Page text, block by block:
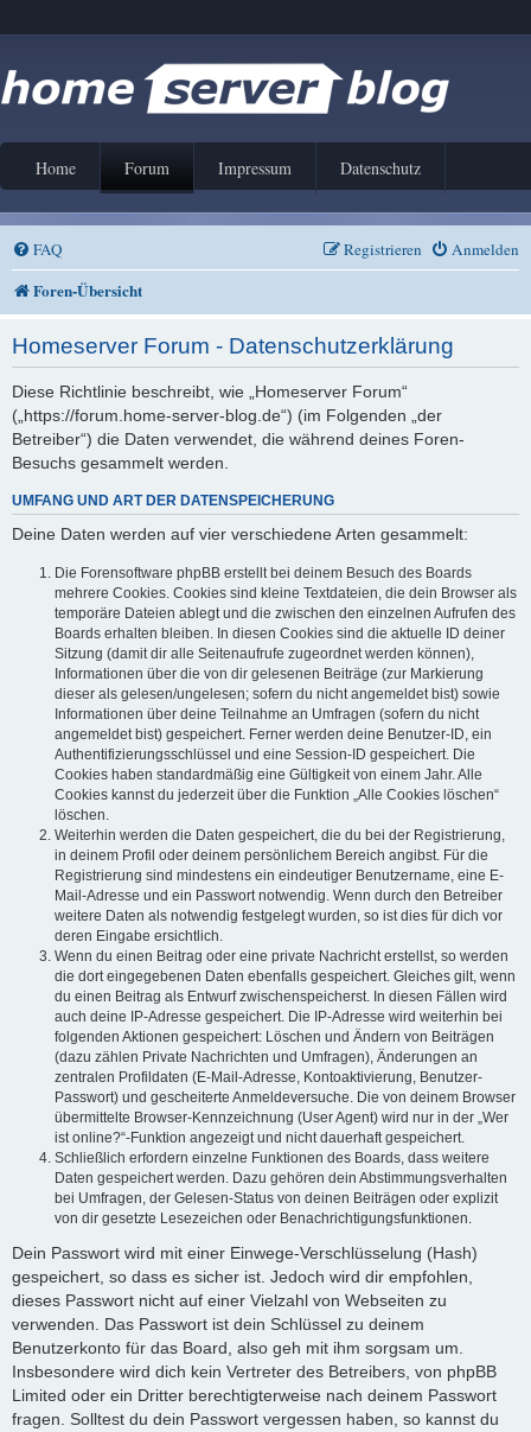
Home Forum Impressum Datenschutz
FAQ Anmelden
Registrieren
Foren-Übersicht
Homeserver Forum - Datenschutzerklärung
Diese Richtlinie beschreibt, wie „Homeserver Forum“
(„https://forum.home-server-blog.de“) (im Folgenden „der
Betreiber“) die Daten verwendet, die während deines Foren-
Besuchs gesammelt werden.
UMFANG UND ART DER DATENSPEICHERUNG
Deine Daten werden auf vier verschiedene Arten gesammelt:
Die Forensoftware phpBB erstellt bei deinem Besuch des Boards
mehrere Cookies. Cookies sind kleine Textdateien, die dein Browser als
temporäre Dateien ablegt und die zwischen den einzelnen Aufrufen des
Boards erhalten bleiben. In diesen Cookies sind die aktuelle ID deiner
Sitzung (damit dir alle Seitenaufrufe zugeordnet werden können),
Informationen über die von dir gelesenen Beiträge (zur Markierung
dieser als gelesen/ungelesen; sofern du nicht angemeldet bist) sowie
Informationen über deine Teilnahme an Umfragen (sofern du nicht
angemeldet bist) gespeichert. Ferner werden deine Benutzer-ID, ein
Authentifizierungsschlüssel und eine Session-ID gespeichert. Die
Cookies haben standardmäßig eine Gültigkeit von einem Jahr. Alle
Cookies kannst du jederzeit über die Funktion „Alle Cookies löschen“
löschen.
Weiterhin werden die Daten gespeichert, die du bei der Registrierung,
in deinem Profil oder deinem persönlichem Bereich angibst. Für die
Registrierung sind mindestens ein eindeutiger Benutzername, eine E-
Mail-Adresse und ein Passwort notwendig. Wenn durch den Betreiber
weitere Daten als notwendig festgelegt wurden, so ist dies für dich vor
deren Eingabe ersichtlich.
Wenn du einen Beitrag oder eine private Nachricht erstellst, so werden
die dort eingegebenen Daten ebenfalls gespeichert. Gleiches gilt, wenn
du einen Beitrag als Entwurf zwischenspeicherst. In diesen Fällen wird
auch deine IP-Adresse gespeichert. Die IP-Adresse wird weiterhin bei
folgenden Aktionen gespeichert: Löschen und Ändern von Beiträgen
(dazu zählen Private Nachrichten und Umfragen), Änderungen an
zentralen Profildaten (E-Mail-Adresse, Kontoaktivierung, Benutzer-
Passwort) und gescheiterte Anmeldeversuche. Die von deinem Browser
übermittelte Browser-Kennzeichnung (User Agent) wird nur in der „Wer
ist online?“-Funktion angezeigt und nicht dauerhaft gespeichert.
Schließlich erfordern einzelne Funktionen des Boards, dass weitere
Daten gespeichert werden. Dazu gehören dein Abstimmungsverhalten
bei Umfragen, der Gelesen-Status von deinen Beiträgen oder explizit
von dir gesetzte Lesezeichen oder Benachrichtigungsfunktionen.
Dein Passwort wird mit einer Einwege-Verschlüsselung (Hash)
gespeichert, so dass es sicher ist. Jedoch wird dir empfohlen,
dieses Passwort nicht auf einer Vielzahl von Webseiten zu
verwenden. Das Passwort ist dein Schlüssel zu deinem
Benutzerkonto für das Board, also geh mit ihm sorgsam um.
Insbesondere wird dich kein Vertreter des Betreibers, von phpBB
Limited oder ein Dritter berechtigterweise nach deinem Passwort
fragen. Solltest du dein Passwort vergessen haben, so kannst du